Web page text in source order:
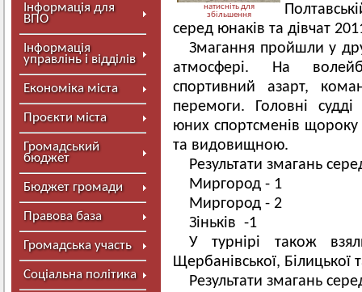
Інформація для
ВПО
Інформація
управлінь і відділів
Економіка міста
Проєкти міста
Громадський
бюджет
Бюджет громади
Правова база
Громадська участь
Соціальна політика
натисніть для
збільшення
серед юнаків та дівчат
Змагання пройшли у
атмосфері. На
спортивний азарт,
перемоги. Головні
юних спортсменів
та видовищною.
Результати змагань
Миргород - 1
Миргород - 2
Зіньків -1
У турнірі також
Щербанівської,
Результати змагань